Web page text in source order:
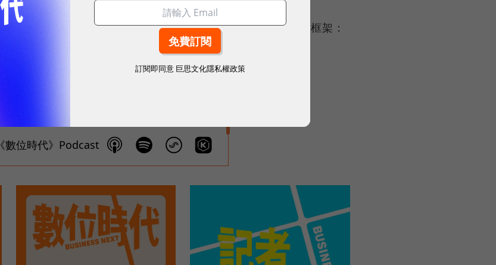
（HAIP）官方網站，收錄本集提到的八大關鍵決策點開源框架：
數位時代》Podcast
訂閱即同意 巨思文化隱私權政策